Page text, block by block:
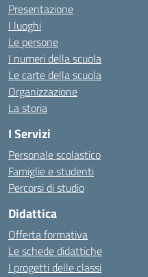
Presentazione
I luoghi
Le persone
I numeri della scuola
Le carte della scuola
Organizzazione
La storia
I Servizi
Personale scolastico
Famiglie e studenti
Percorsi di studio
Didattica
Offerta formativa
Le schede didattiche
I progetti delle classi